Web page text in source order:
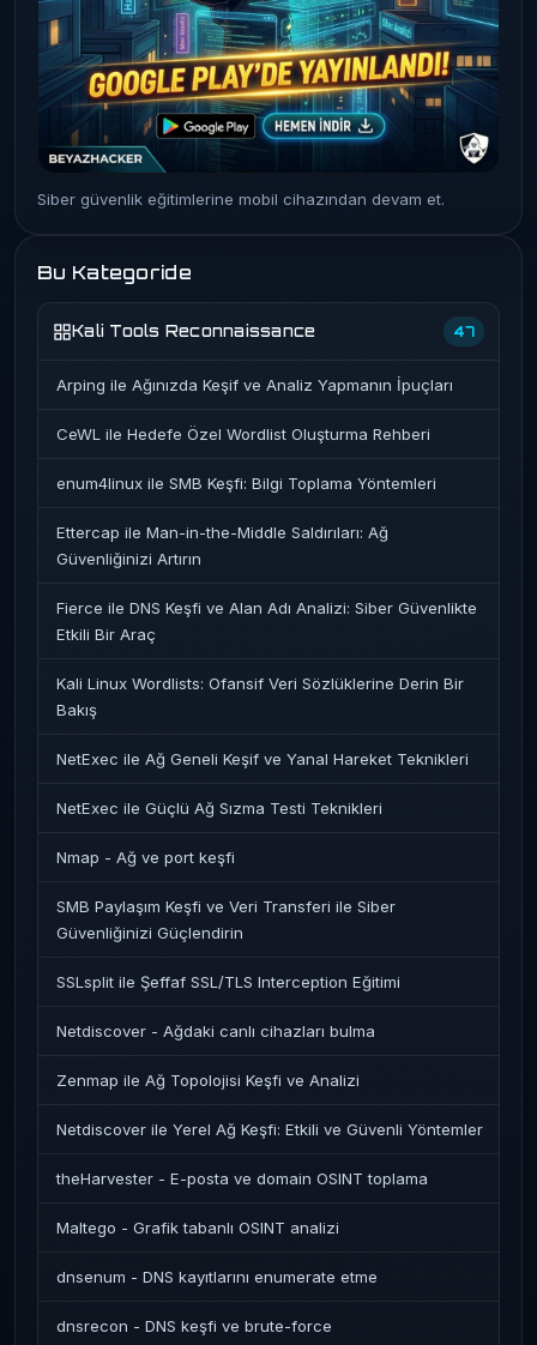
Siber güvenlik eğitimlerine mobil cihazından devam et.
Bu Kategoride
Kali Tools Reconnaissance 47
Arping ile Ağınızda Keşif ve Analiz Yapmanın İpuçları
CeWL ile Hedefe Özel Wordlist Oluşturma Rehberi
enum4linux ile SMB Keşfi: Bilgi Toplama Yöntemleri
Ettercap ile Man-in-the-Middle Saldırıları: Ağ
Güvenliğinizi Artırın
Fierce ile DNS Keşfi ve Alan Adı Analizi: Siber Güvenlikte
Etkili Bir Araç
Kali Linux Wordlists: Ofansif Veri Sözlüklerine Derin Bir
Bakış
NetExec ile Ağ Geneli Keşif ve Yanal Hareket Teknikleri
NetExec ile Güçlü Ağ Sızma Testi Teknikleri
Nmap - Ağ ve port keşfi
SMB Paylaşım Keşfi ve Veri Transferi ile Siber
Güvenliğinizi Güçlendirin
SSLsplit ile Şeffaf SSL/TLS Interception Eğitimi
Netdiscover - Ağdaki canlı cihazları bulma
Zenmap ile Ağ Topolojisi Keşfi ve Analizi
Netdiscover ile Yerel Ağ Keşfi: Etkili ve Güvenli Yöntemler
theHarvester - E-posta ve domain OSINT toplama
Maltego - Grafik tabanlı OSINT analizi
dnsenum - DNS kayıtlarını enumerate etme
dnsrecon - DNS keşfi ve brute-force